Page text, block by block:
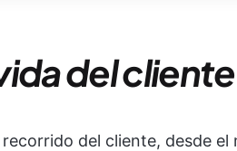
del
del cliente, desde el